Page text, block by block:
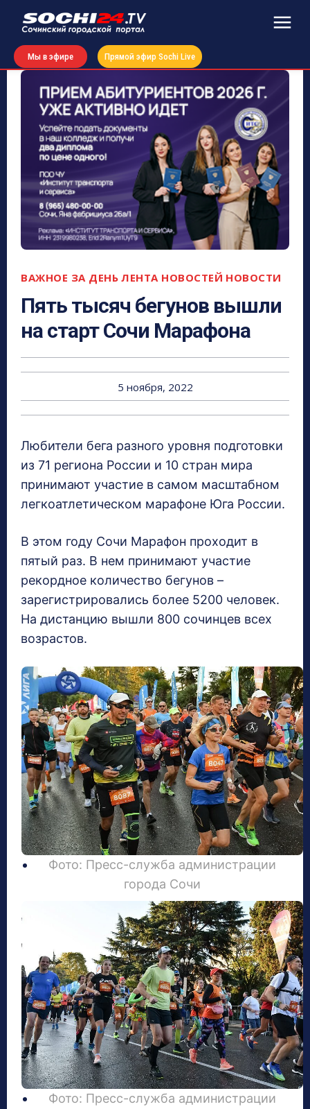
Мы в эфире Прямой эфир Sochi Live
ВАЖНОЕ ЗА ДЕНЬ ЛЕНТА НОВОСТЕЙ НОВОСТИ
Пять тысяч бегунов вышли
на старт Сочи Марафона
5 ноября, 2022
Любители бега разного уровня подготовки
из 71 региона России и 10 стран мира
принимают участие в самом масштабном
легкоатлетическом марафоне Юга России.
В этом году Сочи Марафон проходит в
пятый раз. В нем принимают участие
рекордное количество бегунов –
зарегистрировались более 5200 человек.
На дистанцию вышли 800 сочинцев всех
возрастов.
Фото: Пресс-служба администрации
города Сочи
Фото: Пресс-служба администрации